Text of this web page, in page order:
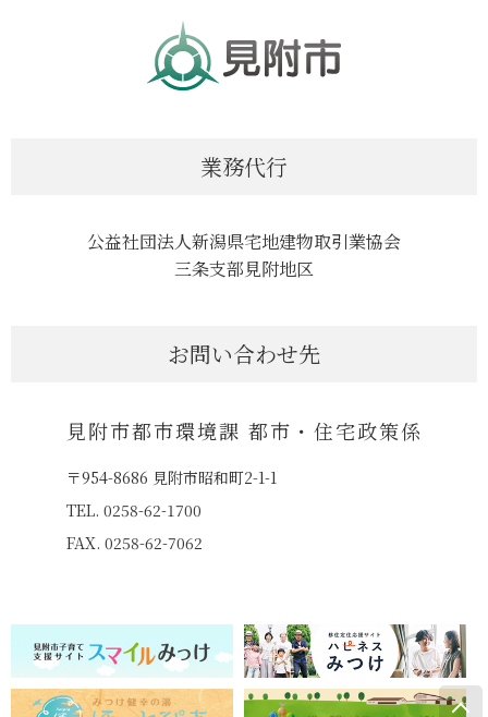
業務代行
公益社団法人新潟県宅地建物取引業協会
三条支部見附地区
お問い合わせ先
見附市都市環境課 都市・住宅政策係
〒954-8686 見附市昭和町2-1-1
TEL. 0258-62-1700
FAX. 0258-62-7062